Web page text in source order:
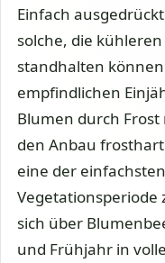
Einfach
solche, die
standhalten
empfindlichen
Blumen durch
den Anbau
eine der
sich über
und Frühjahr in